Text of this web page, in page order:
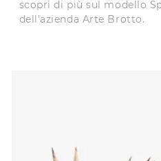
scopri di più sul modello
dell'azienda Arte Brotto.